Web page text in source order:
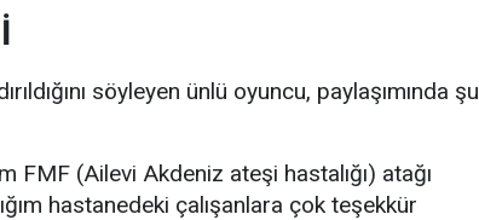
söyleyen ünlü oyuncu, paylaşımında şu
FMF (Ailevi Akdeniz ateşi hastalığı) atağı
hastanedeki çalışanlara çok teşekkür